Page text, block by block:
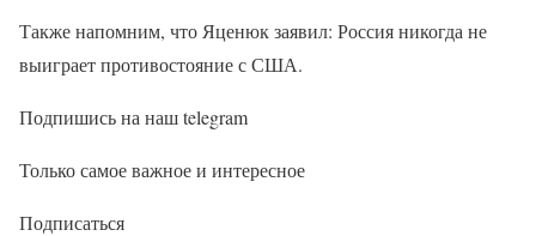
Также напомним, что Яценюк заявил: Россия никогда не
выиграет противостояние с США.
Подпишись на наш telegram
Только самое важное и интересное
Подписаться